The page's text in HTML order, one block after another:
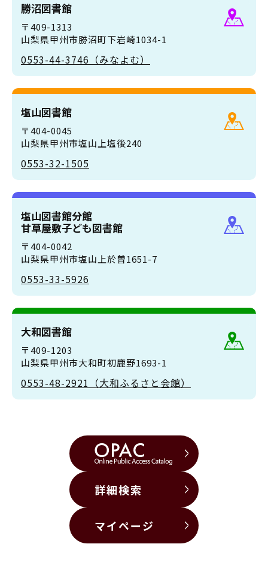
勝沼図書館
〒409-1313
山梨県甲州市勝沼町下岩崎1034-1
0553-44-3746（みなよむ）
塩山図書館
〒404-0045
山梨県甲州市塩山上塩後240
0553-32-1505
塩山図書館分館
甘草屋敷子ども図書館
〒404-0042
山梨県甲州市塩山上於曽1651-7
0553-33-5926
大和図書館
〒409-1203
山梨県甲州市大和町初鹿野1693-1
0553-48-2921（大和ふるさと会館）
詳細検索
マイページ